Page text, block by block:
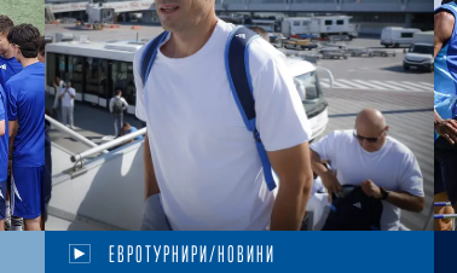
ЕВРОТУРНИРИ/НОВИНИ